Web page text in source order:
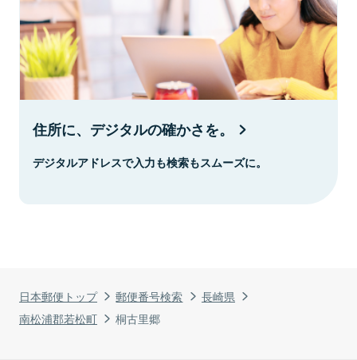
日本郵便トップ 郵便番号検索
長崎県
南松浦郡若松町
桐古里郷
住所に、デジタルの確かさを。
デジタルアドレスで入力も検索もスムーズに。